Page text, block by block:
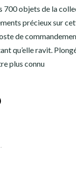
700 objets de la
précieux sur
de
qu’elle ravit.
plus connu